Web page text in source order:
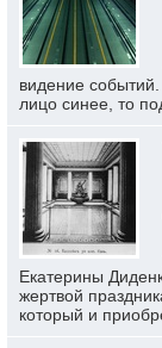
видение событий.
лицо синее, то
Екатерины
жертвой
который и